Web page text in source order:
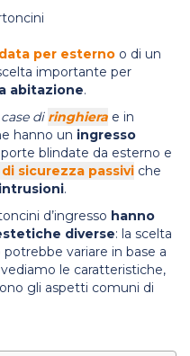
per esterno o di un
importante per
abitazione.
di ringhiera e in
hanno un ingresso
porte blindate da esterno e
sicurezza passivi che
.
d’ingresso hanno
diverse: la scelta
variare in base a
le caratteristiche,
gli aspetti comuni di